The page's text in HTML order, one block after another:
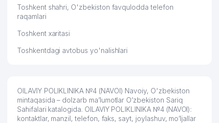
Toshkent shahri, O'zbekiston favqulodda telefon
raqamlari
Toshkent xaritasi
Toshkentdagi avtobus yo'nalishlari
OILAVIY POLIKLINIKA №4 (NAVOI) Navoiy, O'zbekiston
mintaqasida – dolzarb ma’lumotlar O’zbekiston Sariq
Sahifalari katalogida. OILAVIY POLIKLINIKA №4 (NAVOI):
kontaktlar, manzil, telefon, faks, sayt, joylashuv, mo’ljallar